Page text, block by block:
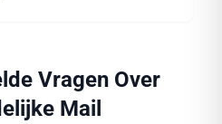
Vragen Over
Mail